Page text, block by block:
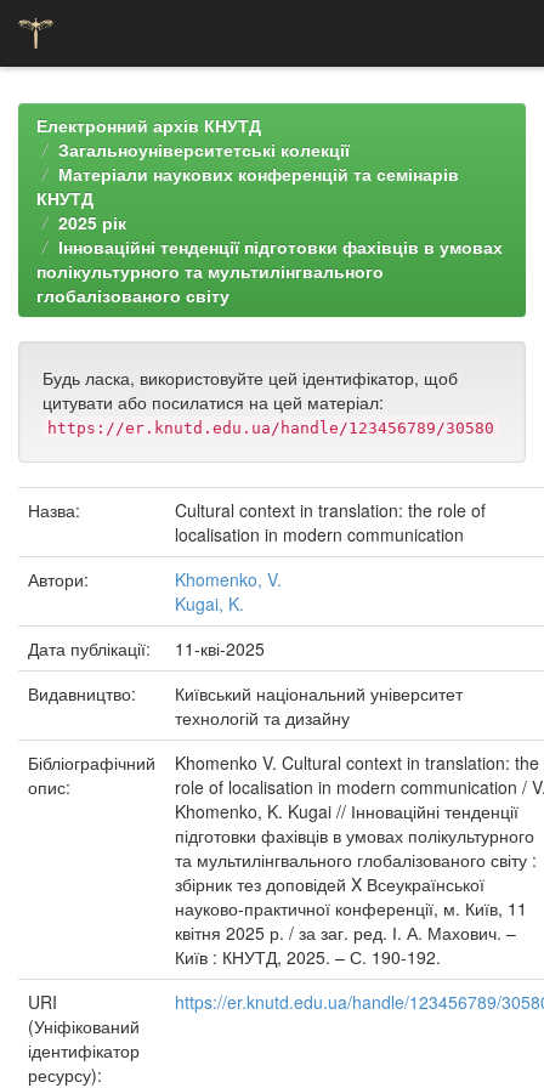
navigationЕлектронний архів КНУТД
Загальноуніверситетські колекції
Матеріали наукових конференцій та семінарів
КНУТД
2025 рік
Інноваційні тенденції підготовки фахівців в умовах
полікультурного та мультилінгвального
глобалізованого світу
Будь ласка, використовуйте цей ідентифікатор, щоб
цитувати або посилатися на цей матеріал:
https://er.knutd.edu.ua/handle/123456789/30580
Назва:
Cultural context in translation: the role of
localisation in modern communication
Автори:
Khomenko, V.
Kugai, K.
Дата публікації:
11-кві-2025
Видавництво:
Київський національний університет
технологій та дизайну
Бібліографічний
опис:
Khomenko V. Cultural context in translation: the
role of localisation in modern communication /
Khomenko, K. Kugai // Інноваційні тенденції
підготовки фахівців в умовах полікультурного
та мультилінгвального глобалізованого світу :
збірник тез доповідей X Всеукраїнської
науково-практичної конференції, м. Київ, 11
квітня 2025 р. / за заг. ред. І. А. Махович. –
Київ : КНУТД, 2025. – С. 190-192.
URI
(Уніфікований
ідентифікатор
ресурсу):
https://er.knutd.edu.ua/handle/123456789/